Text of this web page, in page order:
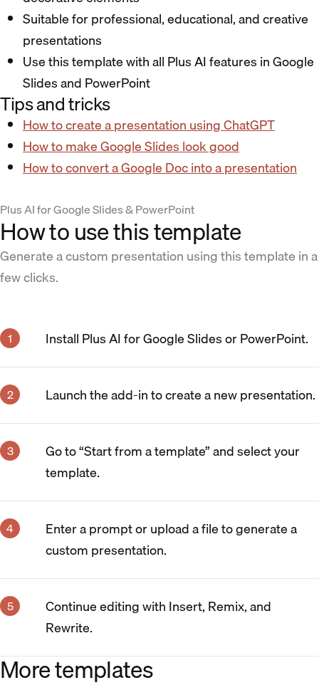
Suitable for professional, educational, and creative
presentations
Use this template with all Plus AI features in Google
Slides and PowerPoint
Tips and tricks
How to create a presentation using ChatGPT
How to make Google Slides look good
How to convert a Google Doc into a presentation
Plus AI for Google Slides & PowerPoint
How to use this template
Generate a custom presentation using this template in a
few clicks.
Install Plus AI for Google Slides or PowerPoint.
Launch the add-in to create a new presentation.
Go to “Start from a template” and select your
template.
Enter a prompt or upload a file to generate a
custom presentation.
Continue editing with Insert, Remix, and
Rewrite.
More templates